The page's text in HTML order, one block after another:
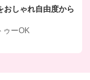
おしゃれ自由度から
ゥーOK